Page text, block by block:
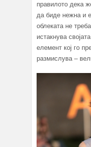
правилото дека
да биде нежна и
облеката не
истакнува
елемент кој го
размислува –